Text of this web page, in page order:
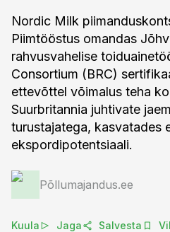
Nordic Milk
Piimtööstus omandas
rahvusvahelise
Consortium (BRC)
ettevõttel võimalus teha
Suurbritannia juhtivate
turustajatega, kasvatades
ekspordipotentsiaali.
Põllumajandus.ee
Kuula Jaga Salvesta